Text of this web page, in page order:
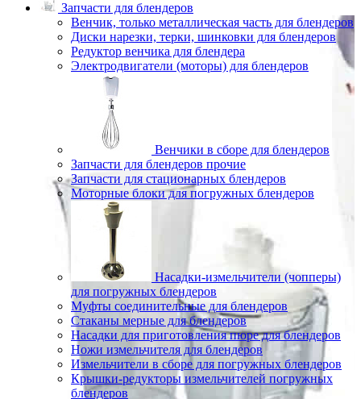
Запчасти для блендеров
Венчик, только металлическая часть для блендеров
Диски нарезки, терки, шинковки для блендеров
Редуктор венчика для блендера
Электродвигатели (моторы) для блендеров
Венчики в сборе для блендеров
Запчасти для блендеров прочие
Запчасти для стационарных блендеров
Моторные блоки для погружных блендеров
Насадки-измельчители (чопперы)
для погружных блендеров
Муфты соединительные для блендеров
Стаканы мерные для блендеров
Насадки для приготовления пюре для блендеров
Ножи измельчителя для блендеров
Измельчители в сборе для погружных блендеров
Крышки-редукторы измельчителей погружных
блендеров